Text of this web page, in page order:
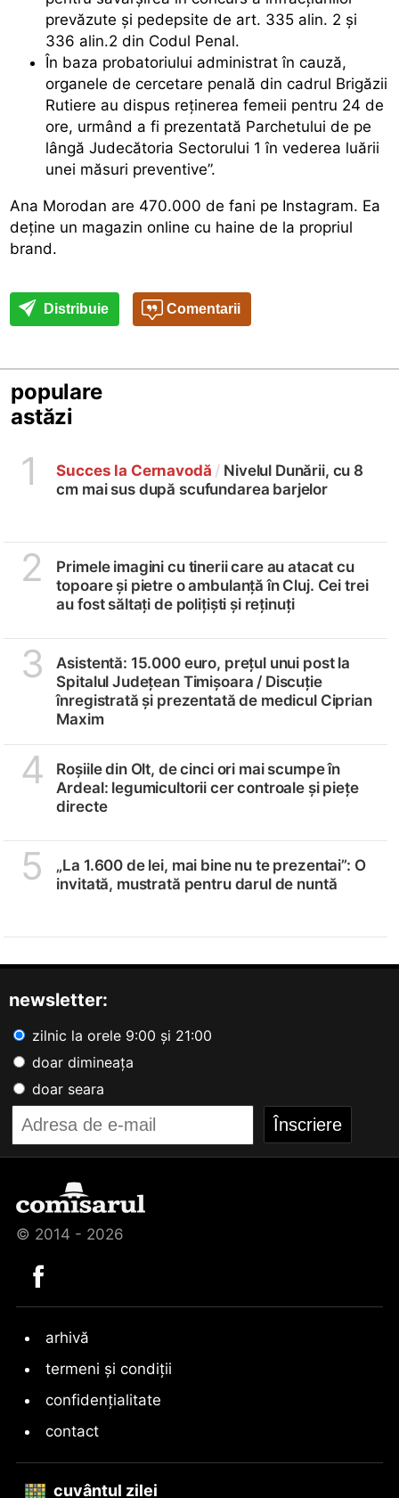
prevăzute și pedepsite de art. 335 alin. 2 și
336 alin.2 din Codul Penal.
În baza probatoriului administrat în cauză,
organele de cercetare penală din cadrul Brigăzii
Rutiere au dispus reținerea femeii pentru 24 de
ore, urmând a fi prezentată Parchetului de pe
lângă Judecătoria Sectorului 1 în vederea luării
unei măsuri preventive”.
Ana Morodan are 470.000 de fani pe Instagram. Ea
deține un magazin online cu haine de la propriul
brand.
Distribuie Comentarii
populare
astăzi
1 Succes la Cernavodă / Nivelul Dunării, cu 8
cm mai sus după scufundarea barjelor
2
Primele imagini cu tinerii care au atacat cu
topoare și pietre o ambulanță în Cluj. Cei trei
au fost săltați de polițiști și reținuți
3
Asistentă: 15.000 euro, prețul unui post la
Spitalul Județean Timișoara / Discuție
înregistrată și prezentată de medicul Ciprian
Maxim
4
Roșiile din Olt, de cinci ori mai scumpe în
Ardeal: legumicultorii cer controale și piețe
directe
5
„La 1.600 de lei, mai bine nu te prezentai”: O
invitată, mustrată pentru darul de nuntă
newsletter:
zilnic la orele 9:00 și 21:00
doar dimineața
doar seara
© 2014 - 2026
arhivă
termeni și condiții
confidențialitate
contact
cuvântul zilei